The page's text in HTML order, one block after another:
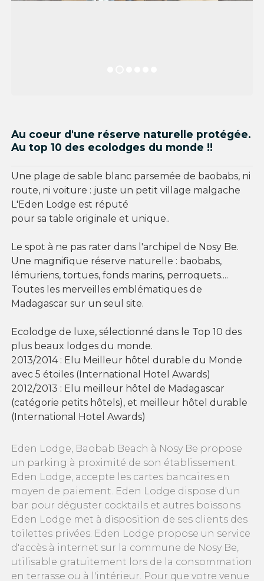
Au coeur d'une réserve naturelle protégée.
Au top 10 des ecolodges du monde !!
Une plage de sable blanc parsemée de baobabs, ni
route, ni voiture : juste un petit village malgache
L'Eden Lodge est réputé
pour sa table originale et unique..
Le spot à ne pas rater dans l'archipel de Nosy Be.
Une magnifique réserve naturelle : baobabs,
lémuriens, tortues, fonds marins, perroquets....
Toutes les merveilles emblématiques de
Madagascar sur un seul site.
Ecolodge de luxe, sélectionné dans le Top 10 des
plus beaux lodges du monde.
2013/2014 : Elu Meilleur hôtel durable du Monde
avec 5 étoiles (International Hotel Awards)
2012/2013 : Elu meilleur hôtel de Madagascar
(catégorie petits hôtels), et meilleur hôtel durable
(International Hotel Awards)
Eden Lodge, Baobab Beach à Nosy Be propose
un parking à proximité de son établissement.
Eden Lodge, accepte les cartes bancaires en
moyen de paiement. Eden Lodge dispose d'un
bar pour déguster cocktails et autres boissons
Eden Lodge met à disposition de ses clients des
toilettes privées. Eden Lodge propose un service
d'accès à internet sur la commune de Nosy Be,
utilisable gratuitement lors de la consommation
en terrasse ou à l'intérieur. Pour que votre venue